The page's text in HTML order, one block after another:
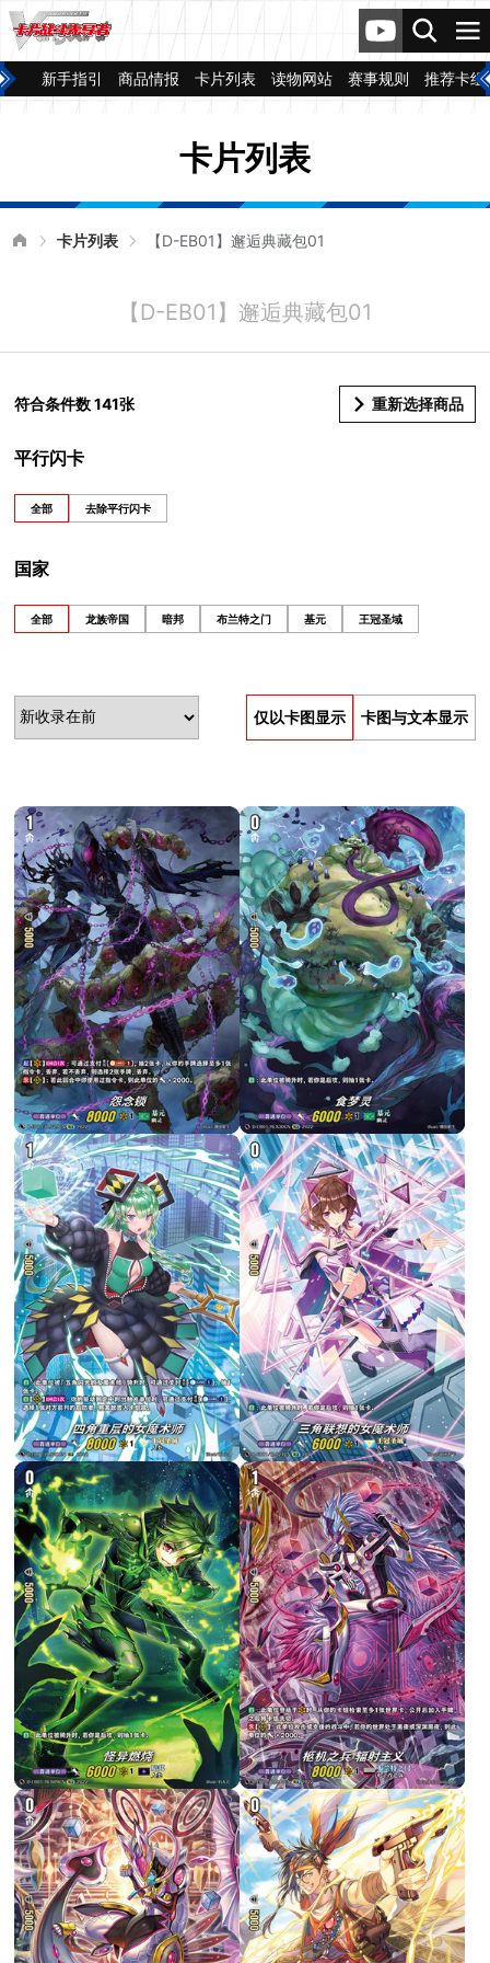
新手指引 商品情报 卡片列表 读物网站 赛事规则 推荐卡组
卡片列表
卡片列表 【D-EB01】邂逅典藏包01
【D-EB01】邂逅典藏包01
符合条件数 141张 重新选择商品
平行闪卡
全部 去除平行闪卡
国家
全部 龙族帝国 暗邦 布兰特之门 基元 王冠圣域
仅以卡图显示 卡图与文本显示